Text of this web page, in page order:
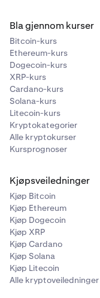
Bla gjennom kurser
Bitcoin-kurs
Ethereum-kurs
Dogecoin-kurs
XRP-kurs
Cardano-kurs
Solana-kurs
Litecoin-kurs
Kryptokategorier
Alle kryptokurser
Kursprognoser
Kjøpsveiledninger
Kjøp Bitcoin
Kjøp Ethereum
Kjøp Dogecoin
Kjøp XRP
Kjøp Cardano
Kjøp Solana
Kjøp Litecoin
Alle kryptoveiledninger